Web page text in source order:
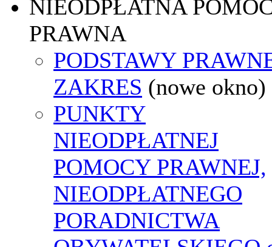
NIEODPŁATNA
PRAWNA
PODSTAWY
ZAKRES (nowe okno)
PUNKTY
NIEODPŁATNEJ
POMOCY PRAWNEJ,
NIEODPŁATNEGO
PORADNICTWA